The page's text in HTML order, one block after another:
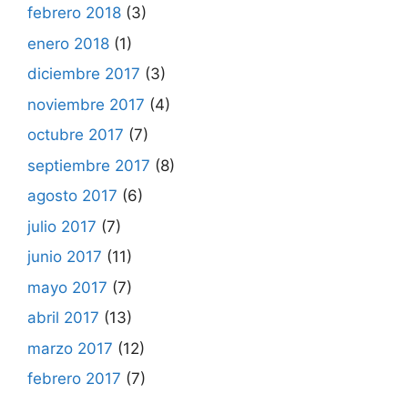
febrero 2018 (3)
enero 2018 (1)
diciembre 2017 (3)
noviembre 2017 (4)
octubre 2017 (7)
septiembre 2017 (8)
agosto 2017 (6)
julio 2017 (7)
junio 2017 (11)
mayo 2017 (7)
abril 2017 (13)
marzo 2017 (12)
febrero 2017 (7)